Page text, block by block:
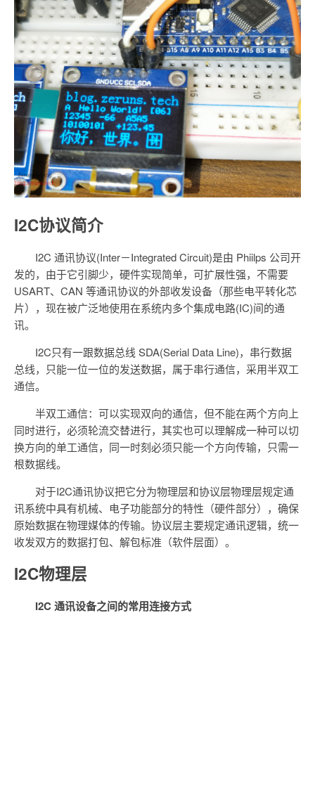
I2C协议简介
I2C 通讯协议(Inter－Integrated Circuit)是由 Phiilps 公司开
发的，由于它引脚少，硬件实现简单，可扩展性强，不需要
USART、CAN 等通讯协议的外部收发设备（那些电平转化芯
片），现在被广泛地使用在系统内多个集成电路(IC)间的通
讯。
I2C只有一跟数据总线 SDA(Serial Data Line)，串行数据
总线，只能一位一位的发送数据，属于串行通信，采用半双工
通信。
半双工通信：可以实现双向的通信，但不能在两个方向上
同时进行，必须轮流交替进行，其实也可以理解成一种可以切
换方向的单工通信，同一时刻必须只能一个方向传输，只需一
根数据线。
对于I2C通讯协议把它分为物理层和协议层物理层规定通
讯系统中具有机械、电子功能部分的特性（硬件部分），确保
原始数据在物理媒体的传输。协议层主要规定通讯逻辑，统一
收发双方的数据打包、解包标准（软件层面）。
I2C物理层
I2C 通讯设备之间的常用连接方式